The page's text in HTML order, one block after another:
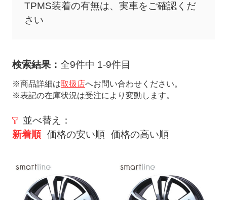
TPMS装着の有無は、実車をご確認くだ
さい
検索結果： 全9件中 1-9件目
※商品詳細は取扱店へお問い合わせください。
※表記の在庫状況は受注により変動します。
並べ替え：
新着順 価格の安い順 価格の高い順